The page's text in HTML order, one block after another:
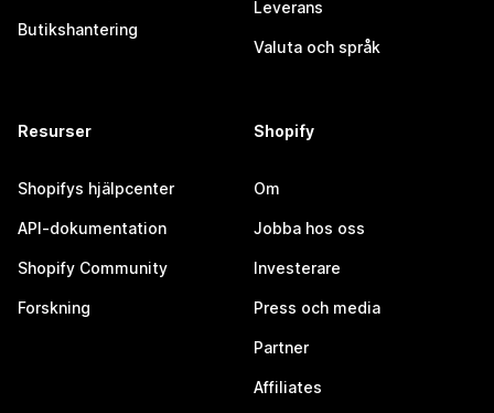
Butikshantering
Leverans
Valuta och språk
Resurser
Shopifys hjälpcenter
API-dokumentation
Shopify Community
Forskning
Shopify
Om
Jobba hos oss
Investerare
Press och media
Partner
Affiliates